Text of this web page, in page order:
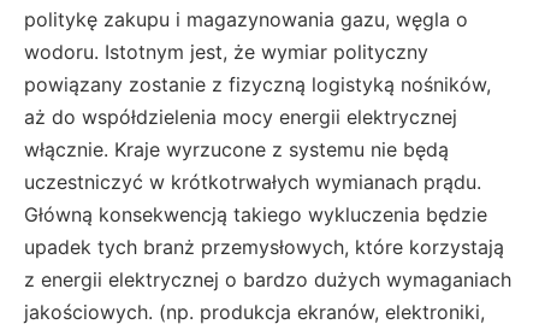
politykę zakupu i magazynowania gazu, węgla o
wodoru. Istotnym jest, że wymiar polityczny
powiązany zostanie z fizyczną logistyką nośników,
aż do współdzielenia mocy energii elektrycznej
włącznie. Kraje wyrzucone z systemu nie będą
uczestniczyć w krótkotrwałych wymianach prądu.
Główną konsekwencją takiego wykluczenia będzie
upadek tych branż przemysłowych, które korzystają
z energii elektrycznej o bardzo dużych wymaganiach
jakościowych. (np. produkcja ekranów, elektroniki,